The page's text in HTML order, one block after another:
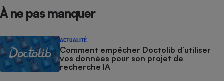
À ne pas manquer
ACTUALITÉ
Comment empêcher Doctolib d’utiliser
vos données pour son projet de
recherche IA